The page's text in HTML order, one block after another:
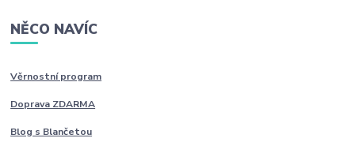
NĚCO NAVÍC
Věrnostní program
Doprava ZDARMA
Blog s Blančetou